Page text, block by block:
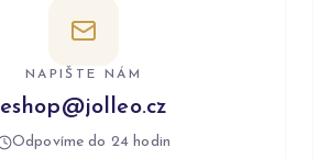
NAPIŠTE NÁM
eshop@jolleo.cz
Odpovíme do 24 hodin